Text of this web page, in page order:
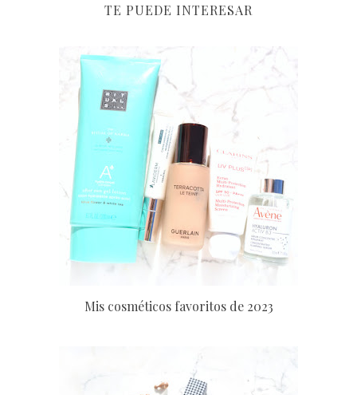
TE PUEDE INTERESAR
Mis cosméticos favoritos de 2023